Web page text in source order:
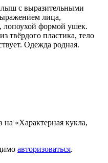
с выразительными
лица,
лопоухой формой ушек.
твёрдого пластика, тело
Одежда родная.
на «Характерная кукла,
авторизоваться.